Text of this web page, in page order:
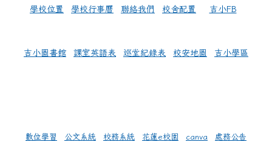
學校位置 學校行事曆 聯絡我們 校舍配置 吉小FB
吉小圖書館 課室英語表 巡堂紀錄表 校安地圖 吉小學區
數位學習 公文系統 校務系統 花蓮e校園 canva 處務公告